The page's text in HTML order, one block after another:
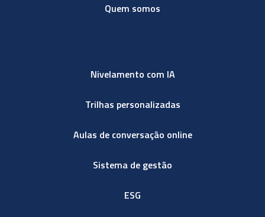
Quem somos
Nivelamento com IA
Trilhas personalizadas
Aulas de conversação online
Sistema de gestão
ESG